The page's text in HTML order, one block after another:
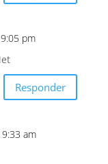
pm
Responder
am